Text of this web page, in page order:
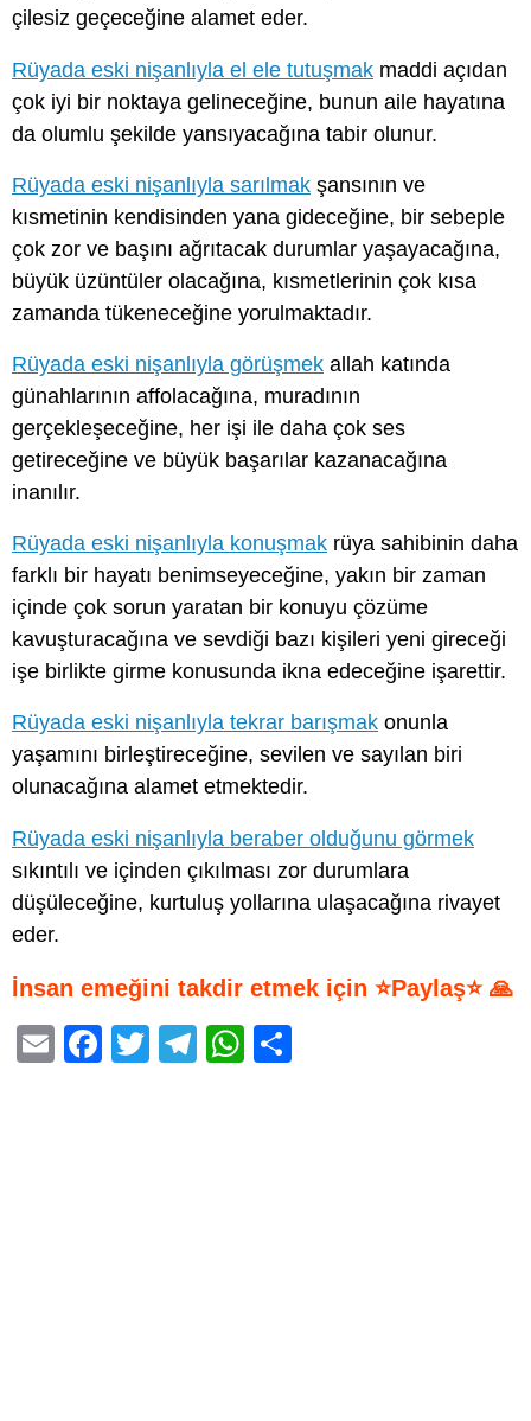
çilesiz geçeceğine alamet eder.
Rüyada eski nişanlıyla el ele tutuşmak maddi açıdan
çok iyi bir noktaya gelineceğine, bunun aile hayatına
da olumlu şekilde yansıyacağına tabir olunur.
Rüyada eski nişanlıyla sarılmak şansının ve
kısmetinin kendisinden yana gideceğine, bir sebeple
çok zor ve başını ağrıtacak durumlar yaşayacağına,
büyük üzüntüler olacağına, kısmetlerinin çok kısa
zamanda tükeneceğine yorulmaktadır.
Rüyada eski nişanlıyla görüşmek allah katında
günahlarının affolacağına, muradının
gerçekleşeceğine, her işi ile daha çok ses
getireceğine ve büyük başarılar kazanacağına
inanılır.
Rüyada eski nişanlıyla konuşmak rüya sahibinin daha
farklı bir hayatı benimseyeceğine, yakın bir zaman
içinde çok sorun yaratan bir konuyu çözüme
kavuşturacağına ve sevdiği bazı kişileri yeni gireceği
işe birlikte girme konusunda ikna edeceğine işarettir.
Rüyada eski nişanlıyla tekrar barışmak onunla
yaşamını birleştireceğine, sevilen ve sayılan biri
olunacağına alamet etmektedir.
Rüyada eski nişanlıyla beraber olduğunu görmek
sıkıntılı ve içinden çıkılması zor durumlara
düşüleceğine, kurtuluş yollarına ulaşacağına rivayet
eder.
İnsan emeğini takdir etmek için ⭐Paylaş⭐ 🙏
E
F
T
T
W